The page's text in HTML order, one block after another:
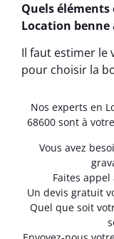
Quels
Location benne
Il faut estimer le
pour choisir la
Nos experts en
68600 sont à
Vous avez
Faites
Un devis gratuit
Quel que soit